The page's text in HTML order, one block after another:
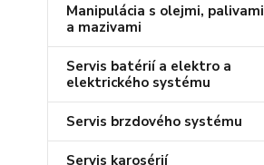
Manipulácia s olejmi, palivami
a mazivami
Servis batérií a elektro a
elektrického systému
Servis brzdového systému
Servis karosérií